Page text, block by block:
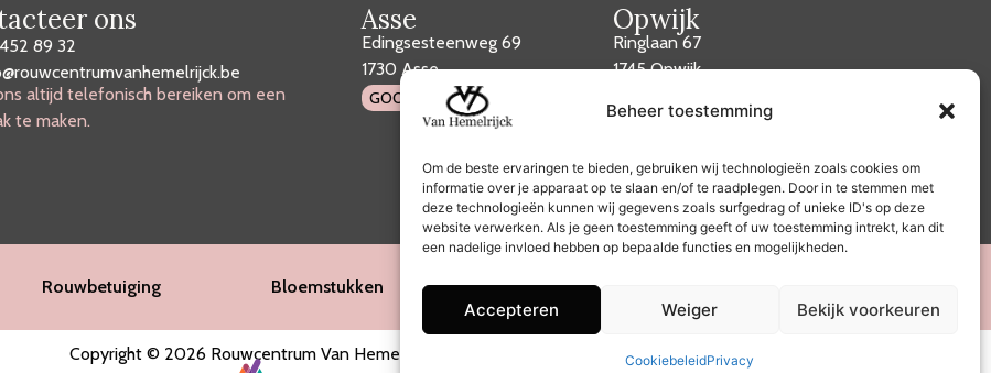
Beheer toestemming
Om de beste ervaringen te bieden, gebruiken wij technologieën zoals cookies om
informatie over je apparaat op te slaan en/of te raadplegen. Door in te stemmen met
deze technologieën kunnen wij gegevens zoals surfgedrag of unieke ID's op deze
website verwerken. Als je geen toestemming geeft of uw toestemming intrekt, kan dit
een nadelige invloed hebben op bepaalde functies en mogelijkheden.
Accepteren Weiger Bekijk voorkeuren
CookiebeleidPrivacy
ons
89 32
altijd telefonisch bereiken om een
te maken.
Asse
Edingsesteenweg 69
1730 Asse
GOOGLE MAPS
Opwijk
Ringlaan 67
1745 Opwijk
Rouwbetuiging Bloemstukken Gedenkjuwelen
Copyright © 2026 Rouwcentrum Van Hemelrijck